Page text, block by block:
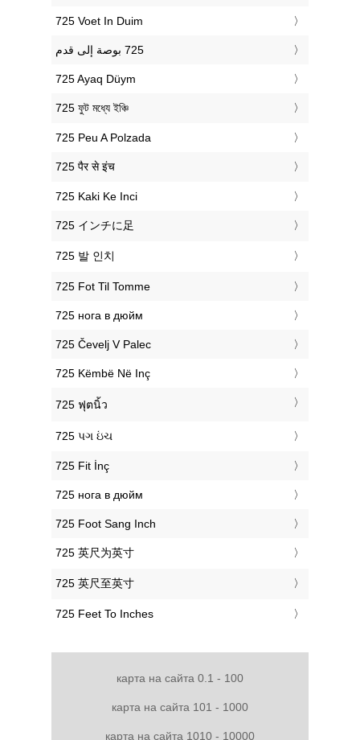
‎725 Voet In Duim
‎725 Ayaq Düym
‎725 ফুট মধ্যে ইঞ্চি
‎725 Peu A Polzada
‎725 पैर से इंच
‎725 Kaki Ke Inci
‎725 インチに足
‎725 발 인치
‎725 Fot Til Tomme
‎725 нога в дюйм
‎725 Čevelj V Palec
‎725 Këmbë Në Inç
‎725 ฟุตนิ้ว
‎725 પગ ઇંચ
‎725 Fit İnç
‎725 нога в дюйм
‎725 Foot Sang Inch
‎725 英尺为英寸
‎725 英尺至英寸
‎725 Feet To Inches
карта на сайта 0.1 - 100
карта на сайта 101 - 1000
карта на сайта 1010 - 10000